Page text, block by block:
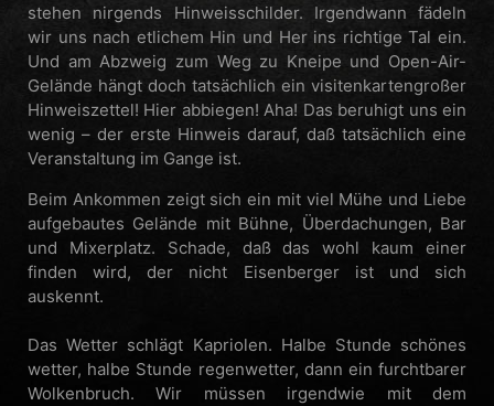
stehen nirgends Hinweisschilder. Irgendwann fädeln
wir uns nach etlichem Hin und Her ins richtige Tal ein.
Und am Abzweig zum Weg zu Kneipe und Open-Air-
Gelände hängt doch tatsächlich ein visitenkartengroßer
Hinweiszettel! Hier abbiegen! Aha! Das beruhigt uns ein
wenig – der erste Hinweis darauf, daß tatsächlich eine
Veranstaltung im Gange ist.
Beim Ankommen zeigt sich ein mit viel Mühe und Liebe
aufgebautes Gelände mit Bühne, Überdachungen, Bar
und Mixerplatz. Schade, daß das wohl kaum einer
finden wird, der nicht Eisenberger ist und sich
auskennt.
Das Wetter schlägt Kapriolen. Halbe Stunde schönes
wetter, halbe Stunde regenwetter, dann ein furchtbarer
Wolkenbruch. Wir müssen irgendwie mit dem